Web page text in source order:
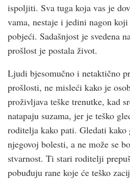
ispoljiti. Sva tuga koja vas je
vama, nestaje i jedini nagon
pobjeći. Sadašnjost je svedena
prošlost je postala život.
Ljudi bjesomučno i netaktično
prošlosti, ne misleći kako je
proživljava teške trenutke, kad
natapaju suzama, jer je teško
roditelja kako pati. Gledati
njegovoj bolesti, a ne može se
stvarnost. Ti stari roditelji
pobuđuju rane koje će teško